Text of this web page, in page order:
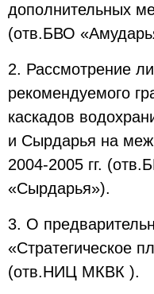
дополнительных
(отв.БВО
2. Рассмотрение
рекомендуемого
каскадов
и Сырдарья на
2004-2005 гг.
«Сырдарья»).
3. О
«Стратегическое
(отв.НИЦ МКВК ).